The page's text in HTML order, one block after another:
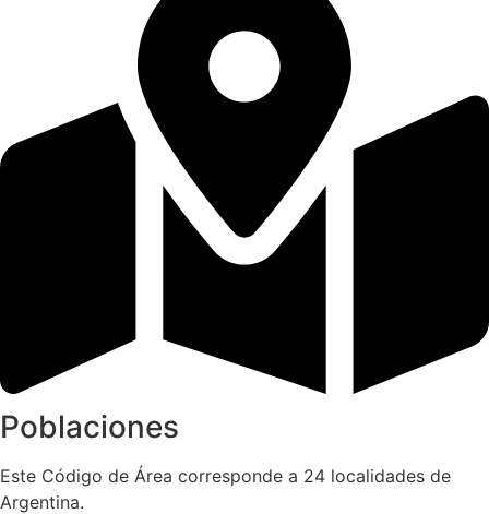
Poblaciones
Este Código de Área corresponde a 24 localidades de
Argentina.